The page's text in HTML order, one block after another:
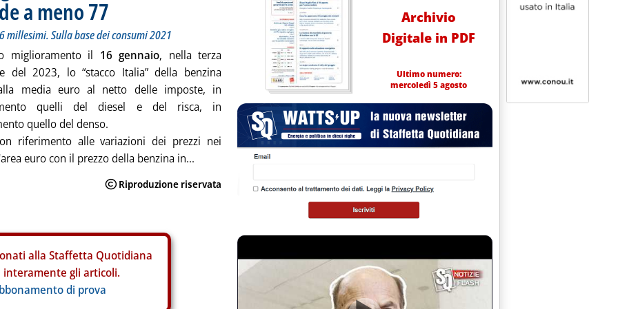
a meno 77
millesimi. Sulla base dei consumi 2021
miglioramento il 16 gennaio, nella terza
del 2023, lo “stacco Italia” della benzina
media euro al netto delle imposte, in
quelli del diesel e del risca, in
quello del denso.
riferimento alle variazioni dei prezzi nei
euro con il prezzo della benzina in...
alla Staffetta Quotidiana
interamente gli articoli.
di prova
Archivio
Digitale in PDF
Ultimo numero:
mercoledì 5 agosto